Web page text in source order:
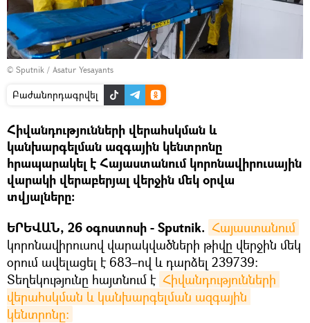
© Sputnik / Asatur Yesayants
Բաժանորդագրվել
Հիվանդությունների վերահսկման և
կանխարգելման ազգային կենտրոնը
հրապարակել է Հայաստանում կորոնավիրուսային
վարակի վերաբերյալ վերջին մեկ օրվա
տվյալները:
ԵՐԵՎԱՆ, 26 օգոստոսի - Sputnik. Հայաստանում
կորոնավիրուսով վարակվածների թիվը վերջին մեկ
օրում ավելացել է 683–ով և դարձել 239739:
Տեղեկությունը հայտնում է Հիվանդությունների
վերահսկման և կանխարգելման ազգային
կենտրոնը։